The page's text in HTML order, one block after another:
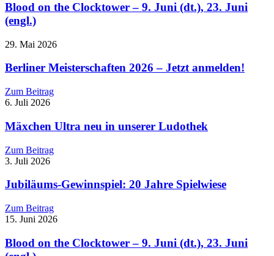
Blood on the Clocktower – 9. Juni (dt.), 23. Juni
(engl.)
29. Mai 2026
Berliner Meisterschaften 2026 – Jetzt anmelden!
Zum Beitrag
6. Juli 2026
Mäxchen Ultra neu in unserer Ludothek
Zum Beitrag
3. Juli 2026
Jubiläums-Gewinnspiel: 20 Jahre Spielwiese
Zum Beitrag
15. Juni 2026
Blood on the Clocktower – 9. Juni (dt.), 23. Juni